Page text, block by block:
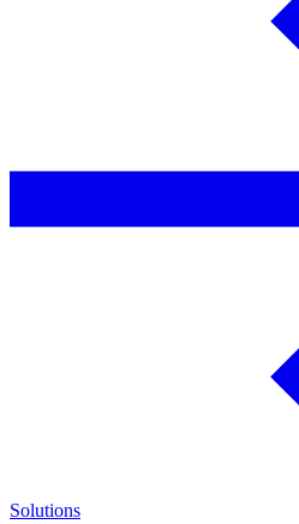
Solutions